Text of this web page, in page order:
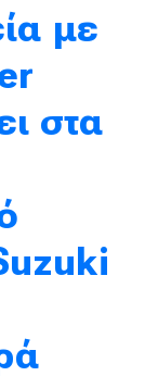
με
στα